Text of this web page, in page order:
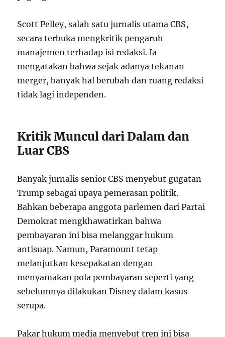
Scott Pelley, salah satu jurnalis utama CBS,
secara terbuka mengkritik pengaruh
manajemen terhadap isi redaksi. Ia
mengatakan bahwa sejak adanya tekanan
merger, banyak hal berubah dan ruang redaksi
tidak lagi independen.
Kritik Muncul dari Dalam dan
Luar CBS
Banyak jurnalis senior CBS menyebut gugatan
Trump sebagai upaya pemerasan politik.
Bahkan beberapa anggota parlemen dari Partai
Demokrat mengkhawatirkan bahwa
pembayaran ini bisa melanggar hukum
antisuap. Namun, Paramount tetap
melanjutkan kesepakatan dengan
menyamakan pola pembayaran seperti yang
sebelumnya dilakukan Disney dalam kasus
serupa.
Pakar hukum media menyebut tren ini bisa